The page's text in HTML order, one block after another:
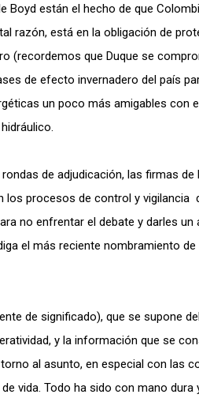
Boyd están el hecho de que
razón, está en la obligación de
(recordemos que Duque se
de efecto invernadero del país
un poco más amigables con
de adjudicación, las firmas
procesos de control y vigilancia
no enfrentar el debate y darles un
el más reciente nombramiento
de significado), que se supone
y la información que se
al asunto, en especial con las
vida. Todo ha sido con mano dura